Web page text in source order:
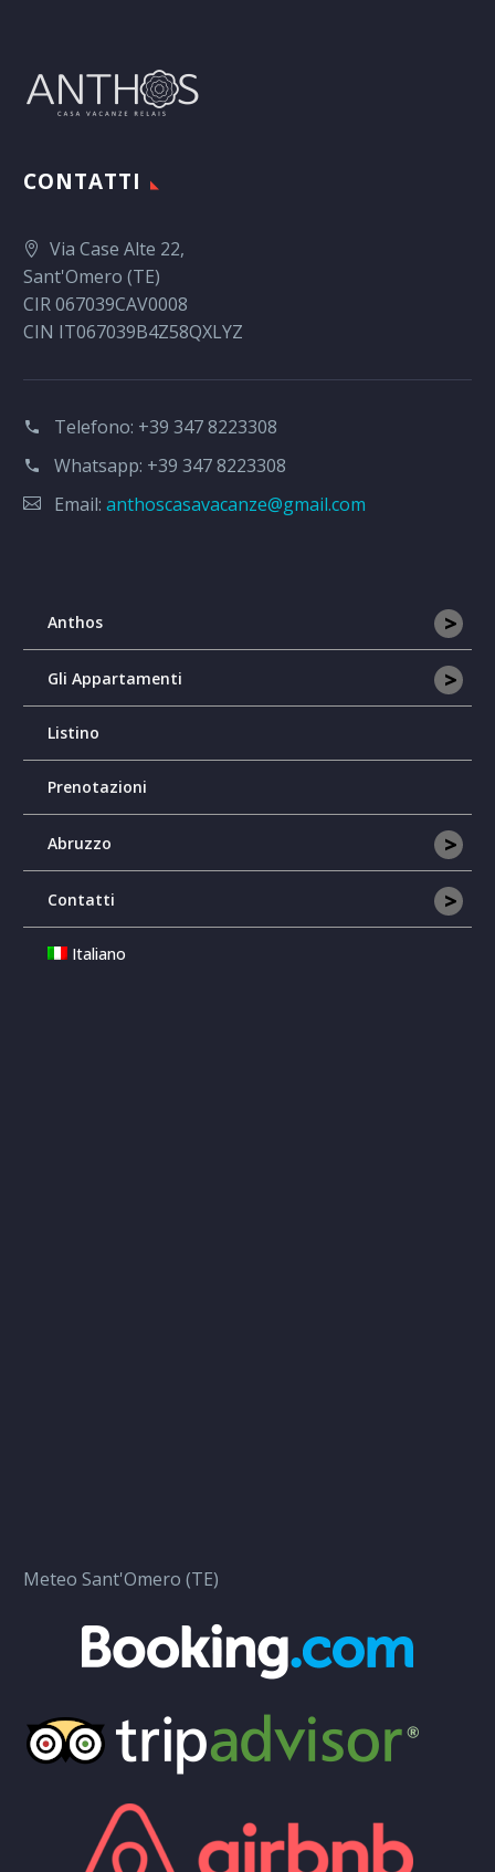
CONTATTI
Via Case Alte 22,
Sant'Omero (TE)
CIR 067039CAV0008
CIN IT067039B4Z58QXLYZ
Telefono: +39 347 8223308
Whatsapp: +39 347 8223308
Email: anthoscasavacanze@gmail.com
>
Anthos
>
Gli Appartamenti
Listino
Prenotazioni
>
Abruzzo
>
Contatti
Italiano
Meteo Sant'Omero (TE)